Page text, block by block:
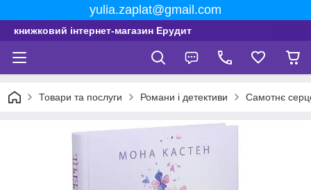
yulia.zaplat@gmail.com
книжковий інтернет-магазин Ерудит
Товари та послуги Романи і детективи Самотнє